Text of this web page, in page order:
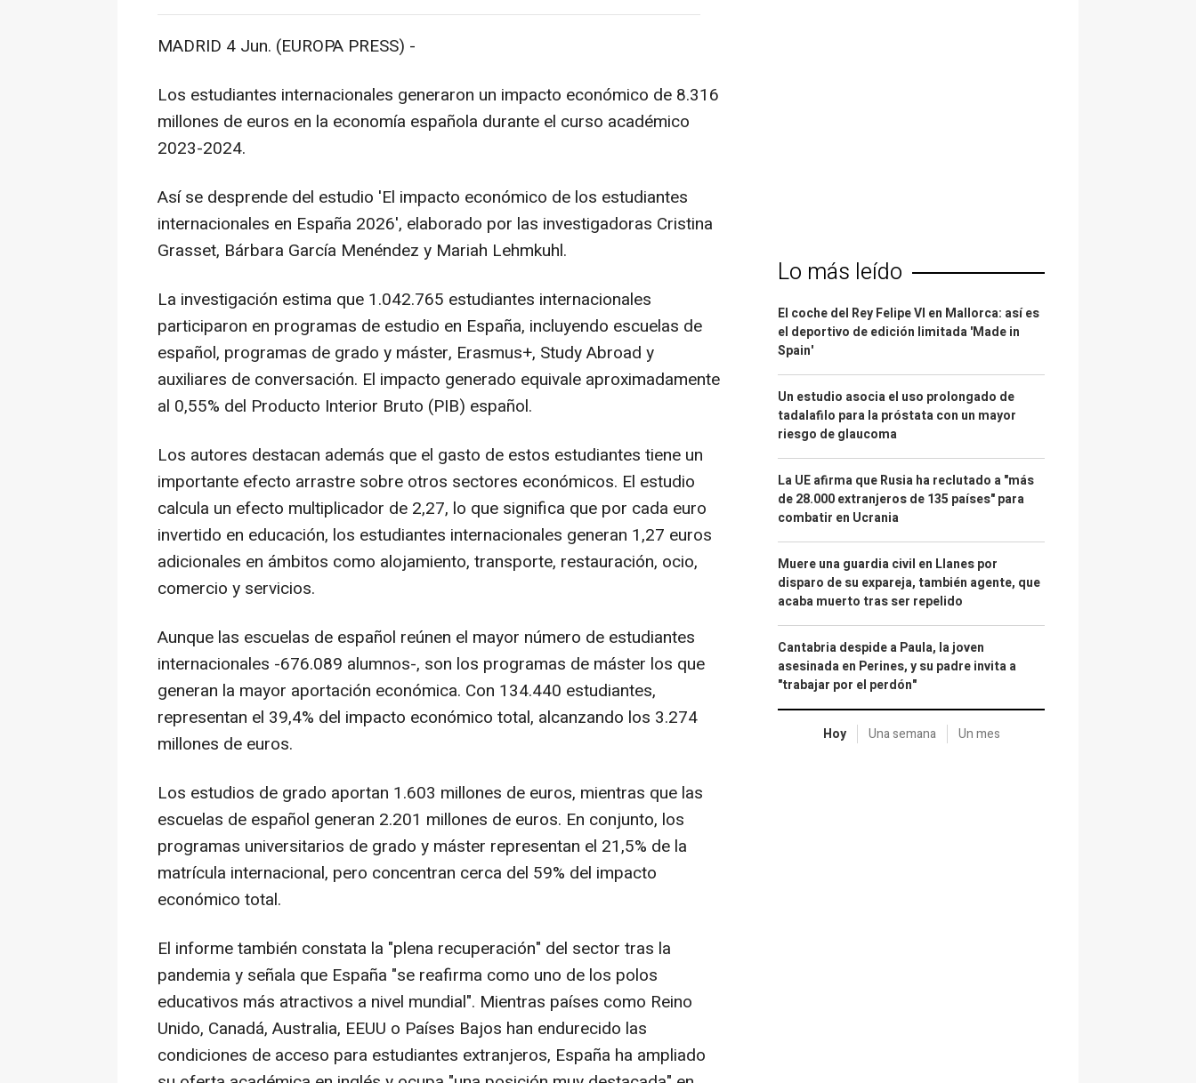
MADRID 4 Jun. (EUROPA PRESS) -
Los estudiantes internacionales generaron un impacto económico de 8.316
millones de euros en la economía española durante el curso académico
2023-2024.
Así se desprende del estudio 'El impacto económico de los estudiantes
internacionales en España 2026', elaborado por las investigadoras Cristina
Grasset, Bárbara García Menéndez y Mariah Lehmkuhl.
La investigación estima que 1.042.765 estudiantes internacionales
participaron en programas de estudio en España, incluyendo escuelas de
español, programas de grado y máster, Erasmus+, Study Abroad y
auxiliares de conversación. El impacto generado equivale aproximadamente
al 0,55% del Producto Interior Bruto (PIB) español.
Los autores destacan además que el gasto de estos estudiantes tiene un
importante efecto arrastre sobre otros sectores económicos. El estudio
calcula un efecto multiplicador de 2,27, lo que significa que por cada euro
invertido en educación, los estudiantes internacionales generan 1,27 euros
adicionales en ámbitos como alojamiento, transporte, restauración, ocio,
comercio y servicios.
Aunque las escuelas de español reúnen el mayor número de estudiantes
internacionales -676.089 alumnos-, son los programas de máster los que
generan la mayor aportación económica. Con 134.440 estudiantes,
representan el 39,4% del impacto económico total, alcanzando los 3.274
millones de euros.
Los estudios de grado aportan 1.603 millones de euros, mientras que las
escuelas de español generan 2.201 millones de euros. En conjunto, los
programas universitarios de grado y máster representan el 21,5% de la
matrícula internacional, pero concentran cerca del 59% del impacto
económico total.
El informe también constata la "plena recuperación" del sector tras la
pandemia y señala que España "se reafirma como uno de los polos
educativos más atractivos a nivel mundial". Mientras países como Reino
Unido, Canadá, Australia, EEUU o Países Bajos han endurecido las
condiciones de acceso para estudiantes extranjeros, España ha ampliado
Lo más leído
El coche del Rey Felipe VI en Mallorca: así es
el deportivo de edición limitada 'Made in
Spain'
Un estudio asocia el uso prolongado de
tadalafilo para la próstata con un mayor
riesgo de glaucoma
La UE afirma que Rusia ha reclutado a "más
de 28.000 extranjeros de 135 países" para
combatir en Ucrania
Muere una guardia civil en Llanes por
disparo de su expareja, también agente, que
acaba muerto tras ser repelido
Cantabria despide a Paula, la joven
asesinada en Perines, y su padre invita a
"trabajar por el perdón"
Hoy Una semana Un mes